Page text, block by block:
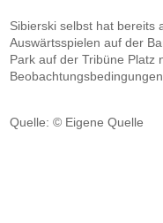
Sibierski selbst hat bereits
Auswärtsspielen auf der
Park auf der Tribüne Platz
Quelle: © Eigene Quelle